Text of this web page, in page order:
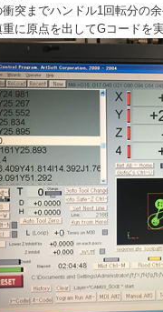
突までハンドル1回転分の余
に原点を出してGコードを実